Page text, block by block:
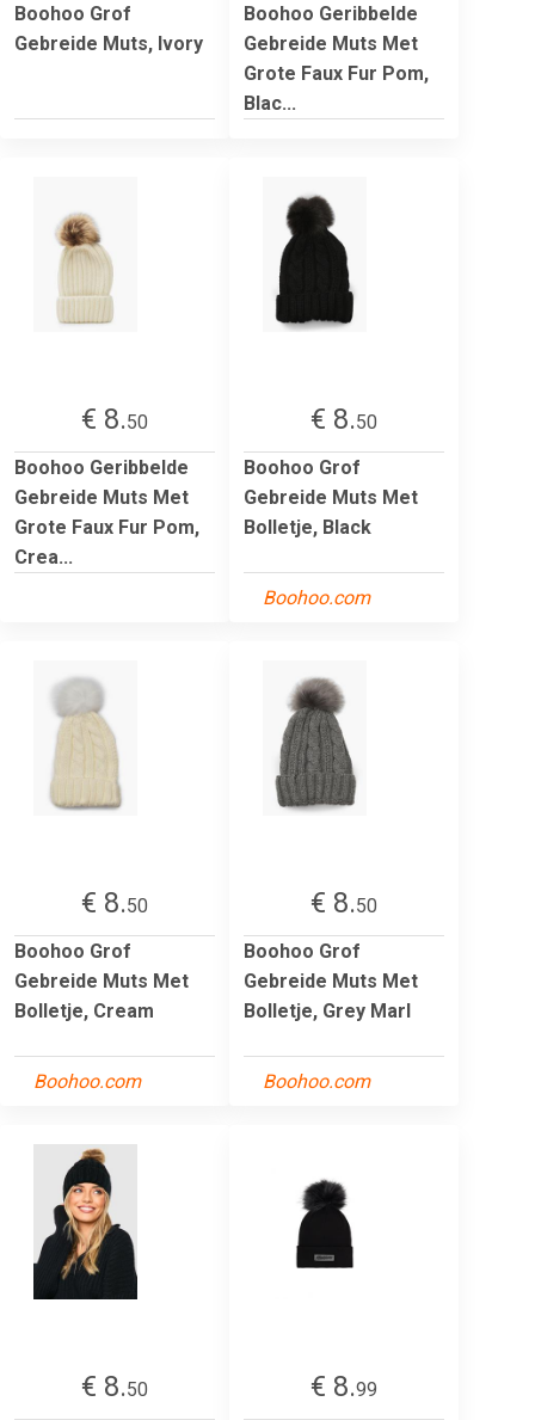
Boohoo Grof
Gebreide Muts, Ivory
Boohoo Geribbelde
Gebreide Muts Met
Grote Faux Fur Pom,
Blac...
€ 8.50
Boohoo Geribbelde
Gebreide Muts Met
Grote Faux Fur Pom,
Crea...
€ 8.50
Boohoo Grof
Gebreide Muts Met
Bolletje, Black
Boohoo.com
€ 8.50
Boohoo Grof
Gebreide Muts Met
Bolletje, Cream
Boohoo.com
€ 8.50
Boohoo Grof
Gebreide Muts Met
Bolletje, Grey Marl
Boohoo.com
€ 8.50
€ 8.99